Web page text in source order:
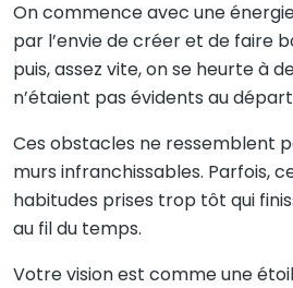
On commence avec une
par l’envie de créer et de faire
puis, assez vite, on se heurte à
n’étaient pas évidents au
Ces obstacles ne ressemblent
murs infranchissables. Parfois,
habitudes prises trop tôt qui
au fil du temps.
Votre vision est comme une